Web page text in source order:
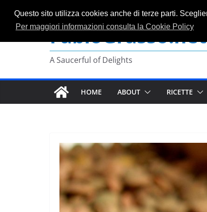
Questo sito utilizza cookies anche di terze parti.
Per maggiori informazioni consulta la Cookie Policy
contenuto
FabioGrasso.net
A Saucerful of Delights
HOME ABOUT RICETTE